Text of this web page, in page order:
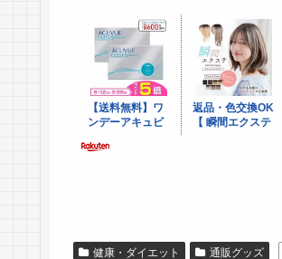
健康・ダイエット 通販グッズ